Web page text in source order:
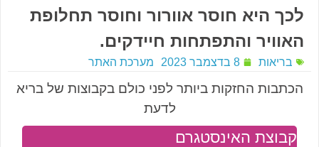
לכך היא חוסר אוורור וחוסר תחלופת
האוויר והתפתחות חיידקים.
בריאות 8 בדצמבר 2023 מערכת האתר
הכתבות החזקות ביותר לפני כולם בקבוצות של בריא
לדעת
קבוצת האינסטגרם